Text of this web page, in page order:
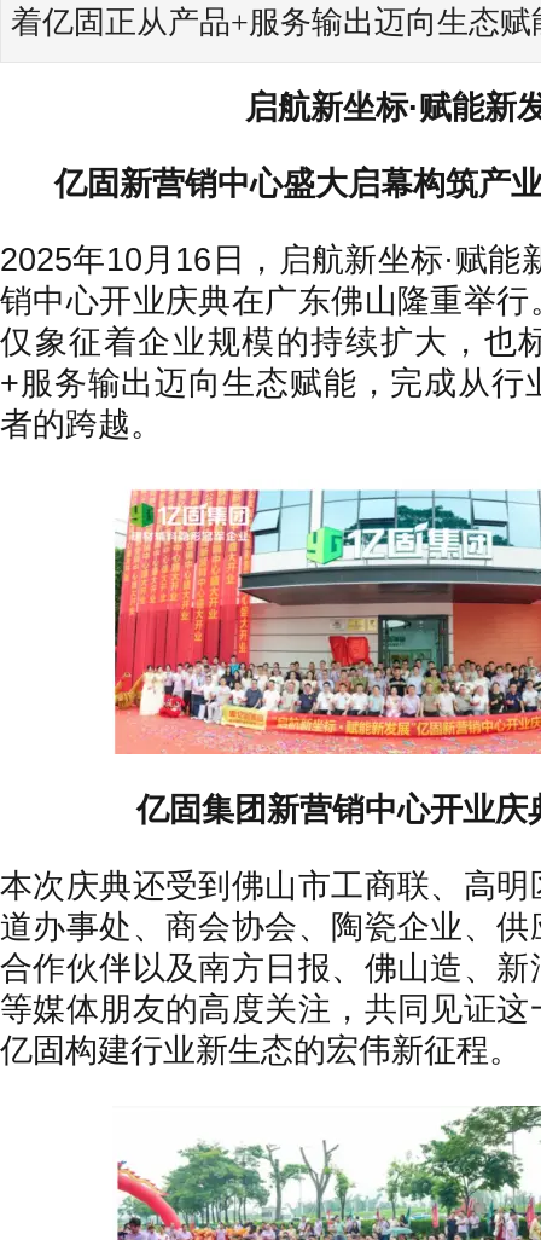
着亿固正从产品+服务输出迈向生态赋
启航新坐标·赋能新
亿固新营销中心盛大启幕构筑产
2025年10月16日，启航新坐标·赋能
销中心开业庆典在广东佛山隆重举
仅象征着企业规模的持续扩大，也
+服务输出迈向生态赋能，完成从行
者的跨越。
亿固集团新营销中心开业庆
本次庆典还受到佛山市工商联、高
道办事处、商会协会、陶瓷企业、
合作伙伴以及南方日报、佛山造、
等媒体朋友的高度关注，共同见证
亿固构建行业新生态的宏伟新征程。